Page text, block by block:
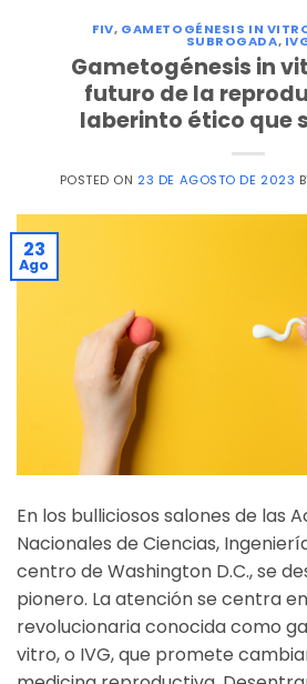
FIV, GAMETOGÉNESIS IN
SUBROGADA,
Gametogénesis in
futuro de la
laberinto ético que
POSTED ON 23 DE AGOSTO DE 2023
23
Ago
En los bulliciosos salones de las
Nacionales de Ciencias,
centro de Washington D.C., se
pionero. La atención se centra
revolucionaria conocida como
vitro, o IVG, que promete